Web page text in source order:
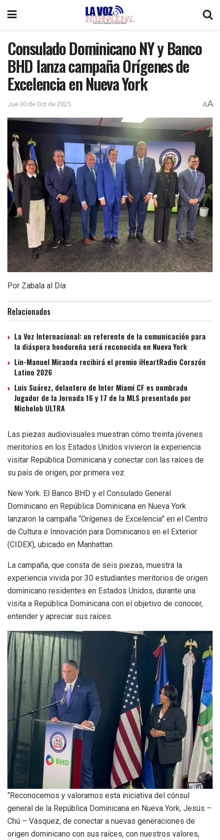
Consulado Dominicano NY y Banco
BHD lanza campaña Orígenes de
Excelencia en Nueva York
Jue 30 de Oct de 2025 AA
Por Zabala al Día
Relacionados
La Voz Internacional: un referente de la comunicación para
la diáspora hondureña será reconocida en Nueva York
Lin-Manuel Miranda recibirá el premio iHeartRadio Corazón
Latino 2026
Luis Suárez, delantero de Inter Miami CF es nombrado
Jugador de la Jornada 16 y 17 de la MLS presentado por
Michelob ULTRA
Las piezas audiovisuales muestran cómo treinta jóvenes
meritorios en los Estados Unidos vivieron la experiencia
visitar República Dominicana y conectar con las raíces de
su país de origen, por primera vez.
New York. El Banco BHD y el Consulado General
Dominicano en República Dominicana en Nueva York
lanzaron la campaña “Orígenes de Excelencia” en el Centro
de Cultura e Innovación para Dominicanos en el Exterior
(CIDEX), ubicado en Manhattan.
La campaña, que consta de seis piezas, muestra la
experiencia vivida por 30 estudiantes meritorios de origen
dominicano residentes en Estados Unidos, durante una
visita a República Dominicana con el objetivo de conocer,
entender y apreciar sus raíces.
“Reconocemos y valoramos esta iniciativa del cónsul
general de la República Dominicana en Nueva York, Jesús –
Chú – Vásquez, de conectar a nuevas generaciones de
origen dominicano con sus raíces, con nuestros valores,